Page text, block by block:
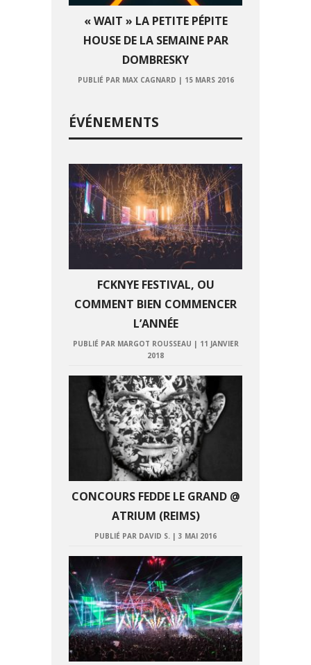
« WAIT » LA PETITE PÉPITE
HOUSE DE LA SEMAINE PAR
DOMBRESKY
PUBLIÉ PAR MAX CAGNARD | 15 MARS 2016
ÉVÉNEMENTS
FCKNYE FESTIVAL, OU
COMMENT BIEN COMMENCER
L’ANNÉE
PUBLIÉ PAR MARGOT ROUSSEAU | 11 JANVIER
2018
CONCOURS FEDDE LE GRAND @
ATRIUM (REIMS)
PUBLIÉ PAR DAVID S. | 3 MAI 2016